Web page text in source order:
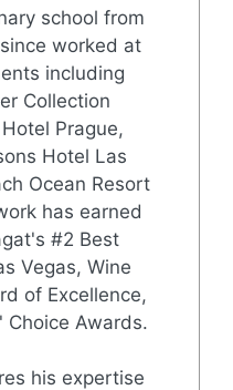
school from
worked at
including
Collection
Prague,
Hotel Las
Ocean Resort
has earned
#2 Best
Vegas, Wine
of Excellence,
Choice Awards.
his expertise